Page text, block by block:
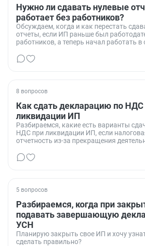
Нужно ли сдавать нулевые
работает без работников?
Обсуждаем, когда и как перестать
отчеты, если ИП раньше был
работников, а теперь начал работать в
8 вопросов
Как сдать декларацию по НДС
ликвидации ИП
Разбираемся, какие есть варианты
НДС при ликвидации ИП, если
отчетность из-за прекращения
5 вопросов
Разбираемся, когда при
подавать завершающую
УСН
Планирую закрыть свое ИП и хочу
сделать правильно?